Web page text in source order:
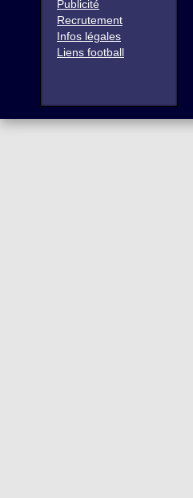
Publicité
Recrutement
Infos légales
Liens football